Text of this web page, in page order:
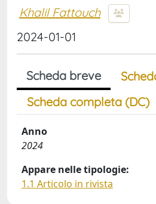
Khalil Fattouch
2024-01-01
Scheda breve
Scheda completa (DC)
Anno
2024
Appare nelle tipologie:
1.1 Articolo in rivista